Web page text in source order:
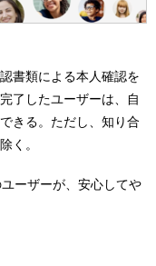
書類による本人確認を
了したユーザーは、自
きる。ただし、知り合
く。
ーザーが、安心してや